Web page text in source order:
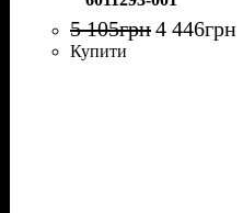
5 105грн4 446грн
Купити